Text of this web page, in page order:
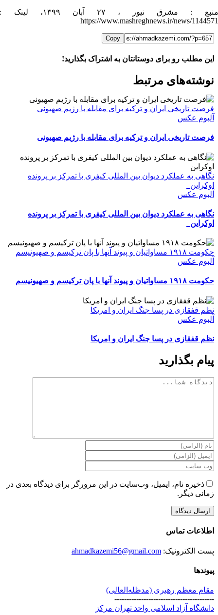
منبع : مشرق نیور ، ۲۷ آبان ۱۳۹۹، لینک :
https://www.mashreghnews.ir/news/1144571
Copy
این مطلب رو برای دوستانتان به اشتراک بگذارید!
FacebookX
LinkedIn
WhatsApp
Telegram
ایمیل
نوشته‌‌های مرتبط
فرصت تاریخی ایران و ترکیه برای مقابله با رژیم صهیونی
آلبوم عکس
فرصت تاریخی ایران و ترکیه برای مقابله با رژیم صهیونی
نگاهی به عملکرد دیوان بین المللی کیفری با تمرکز بر پرونده
اوکراین
آلبوم عکس
نگاهی به عملکرد دیوان بین المللی کیفری با تمرکز بر پرونده
اوکراین
حکومت ۱۹۱۸ مساواتیان و پیوند آنها با پان ترکیسم و صهیونیسم
آلبوم عکس
حکومت ۱۹۱۸ مساواتیان و پیوند آنها با پان ترکیسم و صهیونیسم
نظم قفقازی در پسا جنگ ایران و امریکا
آلبوم عکس
نظم قفقازی در پسا جنگ ایران و امریکا
پیام بگذارید
دیدگاه
ذخیره نام، ایمیل، وب‌سایت در این مرورگر برای دیدگاه بعدی در
زمانی دیگر.
اطلاعات تماس
پست الکترونیک: ahmadkazemi56@gmail.com
پیوندها
مقام معظم رهبری (مد‌ظله‌العالی)
-----------------------------------------
دانشگاه آزاد اسلامی واحد تهران مرکز